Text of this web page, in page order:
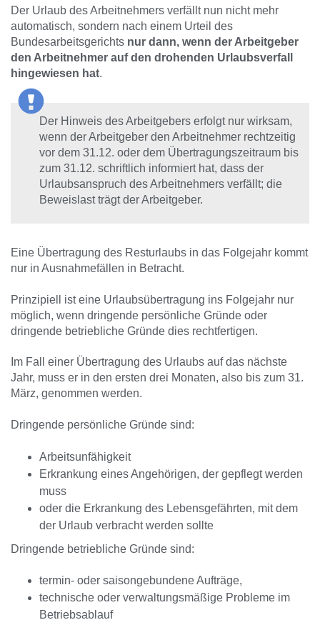
Der Urlaub des Arbeitnehmers verfällt nun nicht mehr
automatisch, sondern nach einem Urteil des
Bundesarbeitsgerichts nur dann, wenn der Arbeitgeber
den Arbeitnehmer auf den drohenden Urlaubsverfall
hingewiesen hat.
Der Hinweis des Arbeitgebers erfolgt nur wirksam,
wenn der Arbeitgeber den Arbeitnehmer rechtzeitig
vor dem 31.12. oder dem Übertragungszeitraum bis
zum 31.12. schriftlich informiert hat, dass der
Urlaubsanspruch des Arbeitnehmers verfällt; die
Beweislast trägt der Arbeitgeber.
Eine Übertragung des Resturlaubs in das Folgejahr kommt
nur in Ausnahmefällen in Betracht.
Prinzipiell ist eine Urlaubsübertragung ins Folgejahr nur
möglich, wenn dringende persönliche Gründe oder
dringende betriebliche Gründe dies rechtfertigen.
Im Fall einer Übertragung des Urlaubs auf das nächste
Jahr, muss er in den ersten drei Monaten, also bis zum 31.
März, genommen werden.
Dringende persönliche Gründe sind:
Arbeitsunfähigkeit
Erkrankung eines Angehörigen, der gepflegt werden
muss
oder die Erkrankung des Lebensgefährten, mit dem
der Urlaub verbracht werden sollte
Dringende betriebliche Gründe sind:
termin- oder saisongebundene Aufträge,
technische oder verwaltungsmäßige Probleme im
Betriebsablauf